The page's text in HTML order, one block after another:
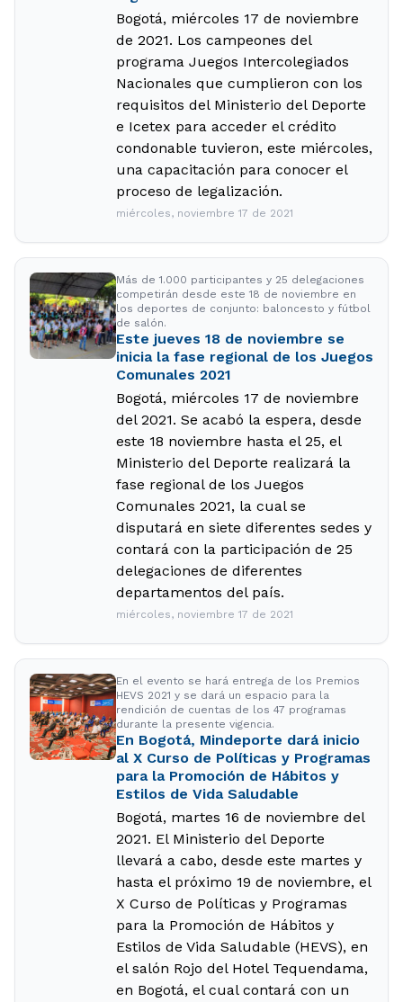
Bogotá, miércoles 17 de noviembre
de 2021. Los campeones del
programa Juegos Intercolegiados
Nacionales que cumplieron con los
requisitos del Ministerio del Deporte
e Icetex para acceder el crédito
condonable tuvieron, este miércoles,
una capacitación para conocer el
proceso de legalización.
miércoles, noviembre 17 de 2021
Más de 1.000 participantes y 25 delegaciones
competirán desde este 18 de noviembre en
los deportes de conjunto: baloncesto y fútbol
de salón.
Este jueves 18 de noviembre se
inicia la fase regional de los Juegos
Comunales 2021
Bogotá, miércoles 17 de noviembre
del 2021. Se acabó la espera, desde
este 18 noviembre hasta el 25, el
Ministerio del Deporte realizará la
fase regional de los Juegos
Comunales 2021, la cual se
disputará en siete diferentes sedes y
contará con la participación de 25
delegaciones de diferentes
departamentos del país.
miércoles, noviembre 17 de 2021
En el evento se hará entrega de los Premios
HEVS 2021 y se dará un espacio para la
rendición de cuentas de los 47 programas
durante la presente vigencia.
En Bogotá, Mindeporte dará inicio
al X Curso de Políticas y Programas
para la Promoción de Hábitos y
Estilos de Vida Saludable
Bogotá, martes 16 de noviembre del
2021. El Ministerio del Deporte
llevará a cabo, desde este martes y
hasta el próximo 19 de noviembre, el
X Curso de Políticas y Programas
para la Promoción de Hábitos y
Estilos de Vida Saludable (HEVS), en
el salón Rojo del Hotel Tequendama,
en Bogotá, el cual contará con un